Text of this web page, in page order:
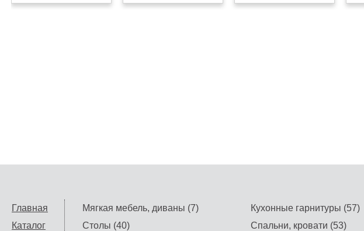
Главная
Каталог
Мягкая мебель, диваны (7) Кухонные гарнитуры (57)
Столы (40)
Спальни, кровати (53)